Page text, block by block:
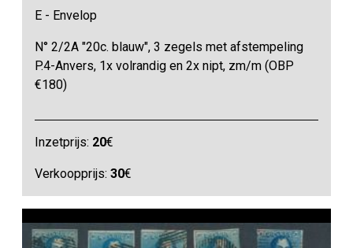
E - Envelop
N° 2/2A "20c. blauw", 3 zegels met afstempeling
P.4-Anvers, 1x volrandig en 2x nipt, zm/m (OBP
€180)
Inzetprijs: 20€
Verkoopprijs:30€